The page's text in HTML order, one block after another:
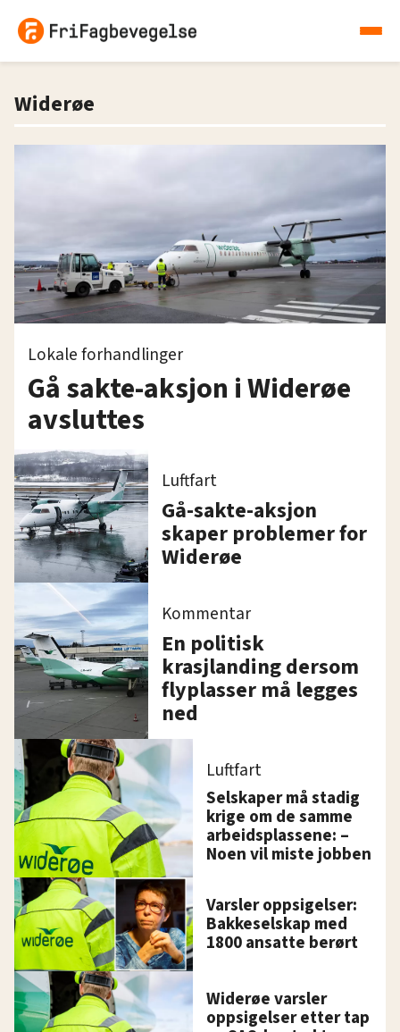
Widerøe
Lokale forhandlinger
Gå sakte-aksjon i Widerøe
avsluttes
Luftfart
Gå-sakte-aksjon
skaper problemer for
Widerøe
Kommentar
En politisk
krasjlanding dersom
flyplasser må legges
ned
Luftfart
Selskaper må stadig
krige om de samme
arbeidsplassene: –
Noen vil miste jobben
Varsler oppsigelser:
Bakkeselskap med
1800 ansatte berørt
Widerøe varsler
oppsigelser etter tap